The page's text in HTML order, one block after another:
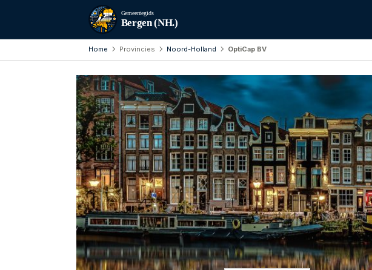
Gemeentegids
Bergen (NH.)
Home Provincies Noord-Holland OptiCap BV